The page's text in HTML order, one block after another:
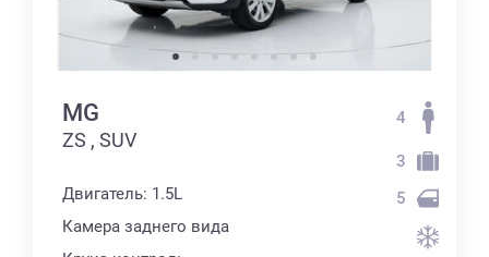
MG
ZS , SUV
Двигатель: 1.5L
Камера заднего вида
4
3
5